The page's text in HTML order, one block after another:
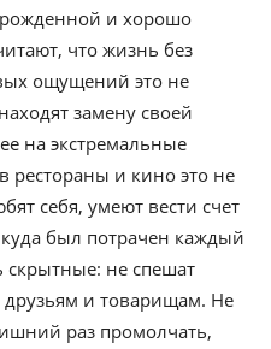
и хорошо
что жизнь без
ощущений это не
замену своей
на экстремальные
рестораны и кино это не
себя, умеют вести счет
куда был потрачен каждый
скрытные: не спешат
друзьям и товарищам. Не
раз промолчать,